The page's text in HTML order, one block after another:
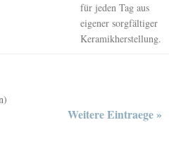
für jeden Tag aus
eigener sorgfältiger
Keramikherstellung.
Weitere Eintraege »